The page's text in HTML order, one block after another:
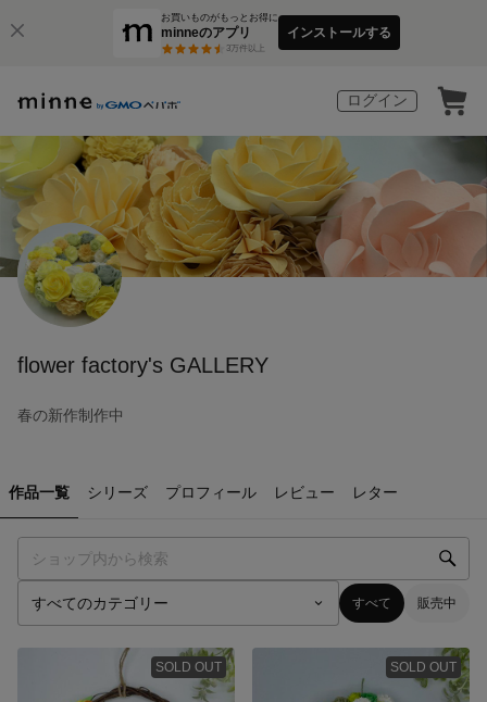
お買いものがもっとお得に
minneのアプリ
3万件以上
インストールする
ログイン
flower factory's GALLERY
春の新作制作中
作品一覧 シリーズ プロフィール レビュー レター
すべて 販売中
SOLD OUT SOLD OUT